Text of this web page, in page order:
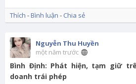
Thích -Bình luận - Chia sẻ
Nguyễn Thu Huyền
một năm trước
Bình Định: Phát hiện, tạm giữ
doanh trái phép